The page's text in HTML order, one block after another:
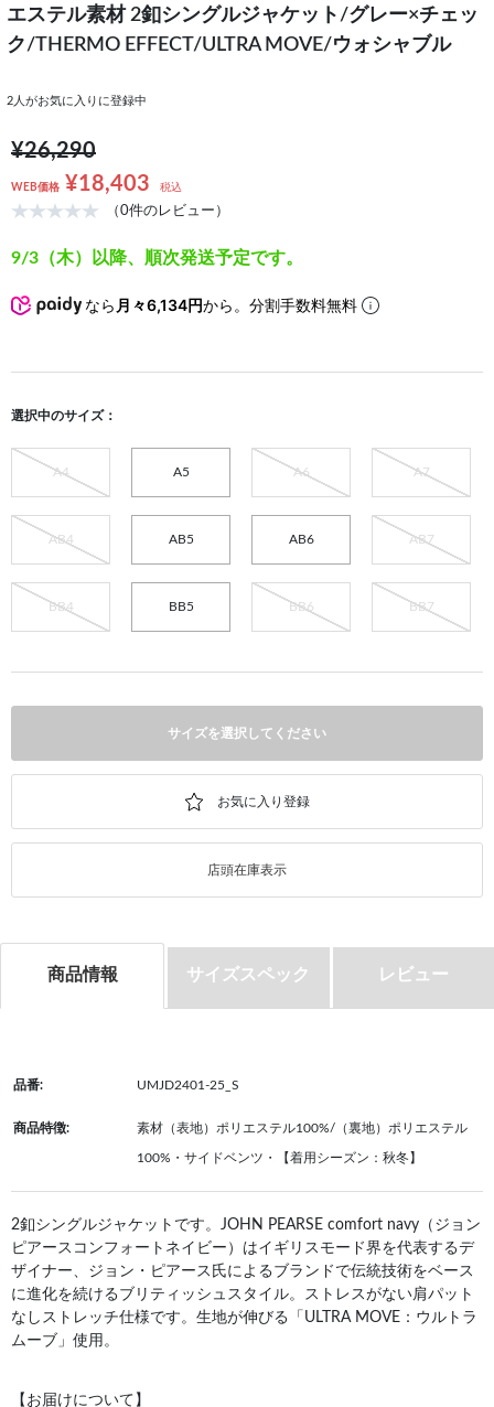
エステル素材 2釦シングルジャケット/グレー×チェッ
ク/THERMO EFFECT/ULTRA MOVE/ウォシャブル
2 人がお気に入りに登録中
¥26,290
WEB価格 ¥18,403 税込
（0件のレビュー）
9/3（木）以降、順次発送予定です。
なら 月々6,134円から。分割手数料無料
選択中のサイズ：
A4 A5 A6 A7
AB4 AB5 AB6 AB7
BB4 BB5 BB6 BB7
サイズを選択してください
店頭在庫表示
商品情報 サイズスペック レビュー
品番: UMJD2401-25_S
商品特徴: 素材（表地）ポリエステル100%/（裏地）ポリエステル
100%・サイドベンツ・【着用シーズン：秋冬】
2釦シングルジャケットです。JOHN PEARSE comfort navy（ジョン
ピアースコンフォートネイビー）はイギリスモード界を代表するデ
ザイナー、ジョン・ピアース氏によるブランドで伝統技術をベース
に進化を続けるブリティッシュスタイル。ストレスがない肩パット
なしストレッチ仕様です。生地が伸びる「ULTRA MOVE：ウルトラ
ムーブ」使用。
【お届けについて】